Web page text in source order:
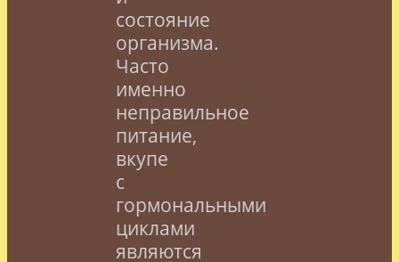
состояние
организма.
Часто
именно
неправильное
питание,
вкупе
с
гормональными
циклами
являются